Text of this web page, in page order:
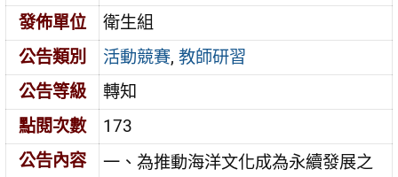
發佈單位
衛生組
公告類別
活動競賽,教師研習
公告等級
轉知
點閱次數
173
公告內容
一、為推動海洋文化成為永續發展之